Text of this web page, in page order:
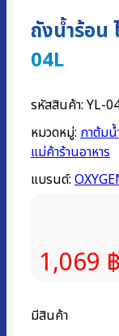
ถังน้ำร้อน
04L
รหัสสินค้า: YL-
หมวดหมู่: กาต้ม
แม่ค้าร้านอาหาร
แบรนด์:
1,069 ฿
มีสินค้า